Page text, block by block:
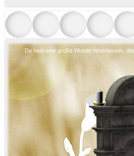
Du hast eine große Wunde hinterlassen,